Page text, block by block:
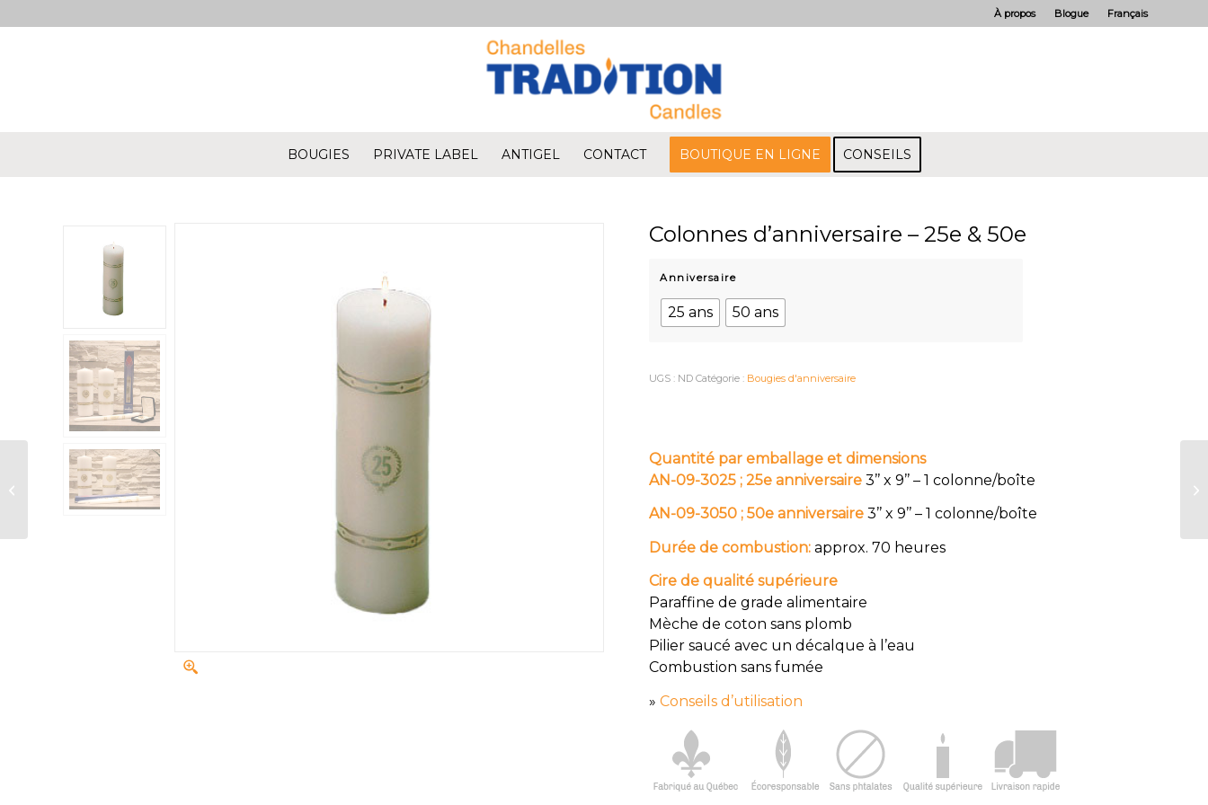
À propos Blogue Français
BOUGIES PRIVATE LABEL ANTIGEL CONTACT BOUTIQUE EN LIGNE CONSEILS
Colonnes d’anniversaire – 25e & 50e
Anniversaire
25 ans 50 ans
UGS : ND Catégorie : Bougies d'anniversaire
Quantité par emballage et dimensions
AN-09-3025 ; 25e anniversaire 3’’ x 9’’ – 1 colonne/boîte
AN-09-3050 ; 50e anniversaire 3’’ x 9’’ – 1 colonne/boîte
Durée de combustion: approx. 70 heures
Cire de qualité supérieure
Paraffine de grade alimentaire
Mèche de coton sans plomb
Pilier saucé avec un décalque à l’eau
Combustion sans fumée
» Conseils d’utilisation
Bougies
d’anniversaire – 25e &